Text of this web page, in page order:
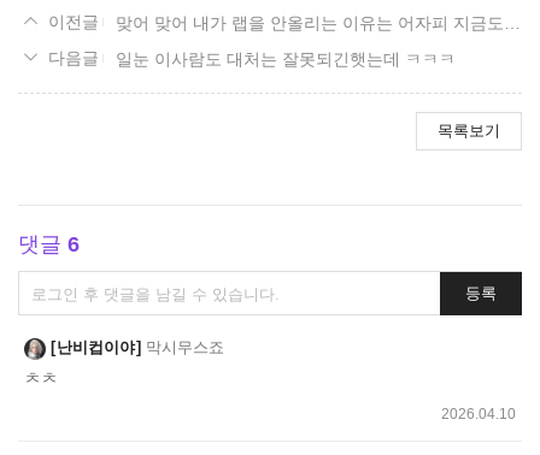
맞어 맞어 내가 랩을 안올리는 이유는 어자피 지금도 3관 못깨서 랩을 올릴 필요성을 못느낌. 그래서 그냥 유튭보고 놀고있음.
일눈 이사람도 대처는 잘못되긴햇는데 ㅋㅋㅋ
목록보기
댓글 6
댓
글
쓰
기
등록
난비컵이야 막시무스죠
ㅊㅊ
2026.04.10